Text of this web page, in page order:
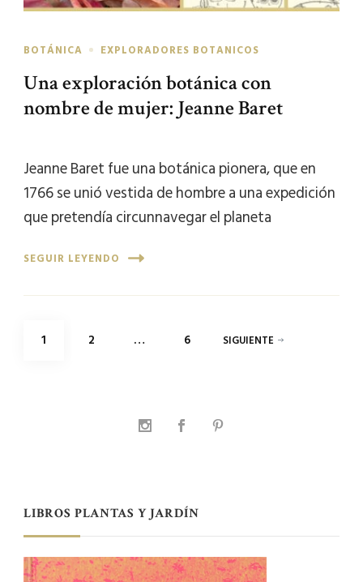
BOTÁNICA EXPLORADORES BOTANICOS
Una exploración botánica con
nombre de mujer: Jeanne Baret
Jeanne Baret fue una botánica pionera, que en
1766 se unió vestida de hombre a una expedición
que pretendía circunnavegar el planeta
SEGUIR LEYENDO
Paginación
PÁGINA
1 PÁGINA
2 … PÁGINA
6 SIGUIENTE
LIBROS PLANTAS Y JARDÍN